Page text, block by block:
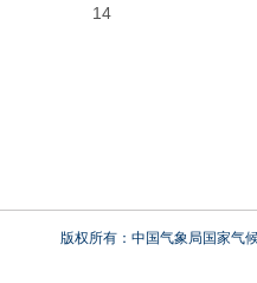
14
版权所有：中国气象局国家气